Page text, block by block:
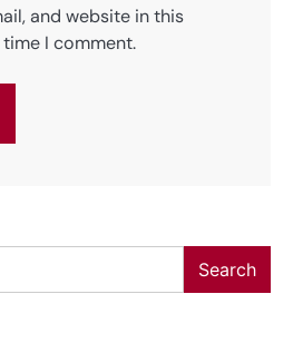
and website in this
I comment.
Search